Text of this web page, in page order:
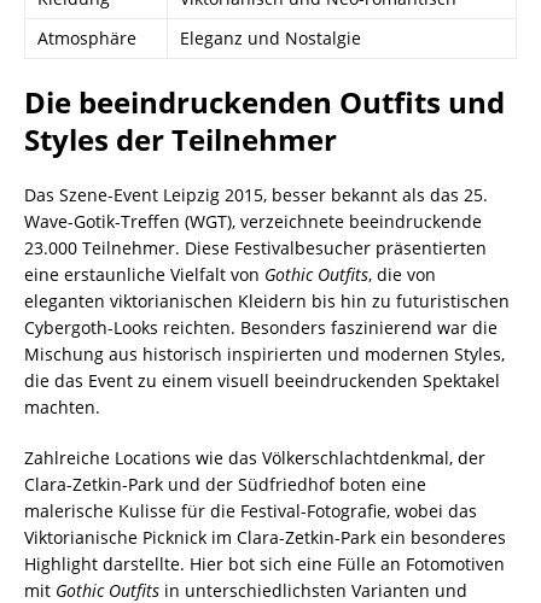
Atmosphäre
Eleganz und Nostalgie
Die beeindruckenden Outfits und
Styles der Teilnehmer
Das Szene-Event Leipzig 2015, besser bekannt als das 25.
Wave-Gotik-Treffen (WGT), verzeichnete beeindruckende
23.000 Teilnehmer. Diese Festivalbesucher präsentierten
eine erstaunliche Vielfalt von Gothic Outfits, die von
eleganten viktorianischen Kleidern bis hin zu futuristischen
Cybergoth-Looks reichten. Besonders faszinierend war die
Mischung aus historisch inspirierten und modernen Styles,
die das Event zu einem visuell beeindruckenden Spektakel
machten.
Zahlreiche Locations wie das Völkerschlachtdenkmal, der
Clara-Zetkin-Park und der Südfriedhof boten eine
malerische Kulisse für die Festival-Fotografie, wobei das
Viktorianische Picknick im Clara-Zetkin-Park ein besonderes
Highlight darstellte. Hier bot sich eine Fülle an Fotomotiven
mit Gothic Outfits in unterschiedlichsten Varianten und